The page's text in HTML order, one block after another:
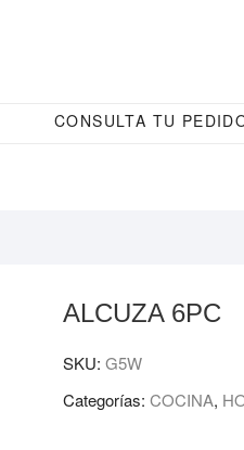
CONSULTA TU
ALCUZA 6PC
SKU: G5W
Categorías: COCINA,